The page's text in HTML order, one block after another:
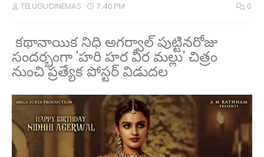
TELUGUCINEMAS 7:40 PM 0
కథానాయిక నిధి అగర్వాల్‌ పుట్టినరోజు
సందర్భంగా 'హరి హర వీర మల్లు' చిత్రం
నుంచి ప్రత్యేక పోస్టర్ విడుదల